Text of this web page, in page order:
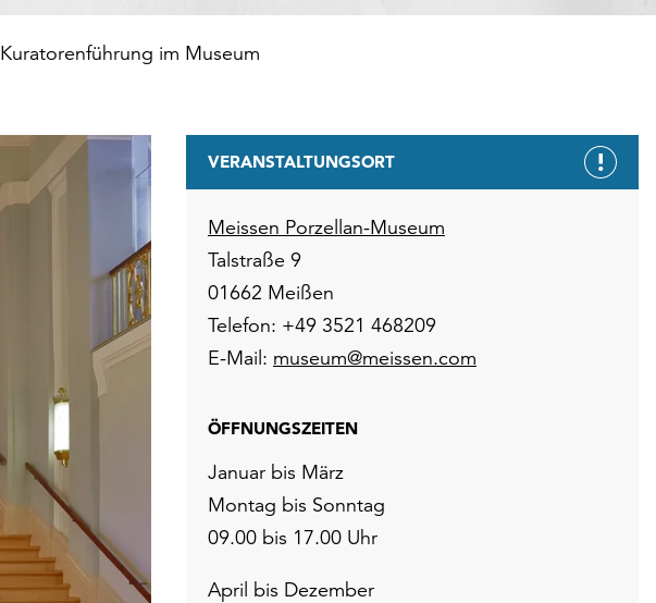
Kuratorenführung im Museum
VERANSTALTUNGSORT
Meissen Porzellan-Museum
Talstraße 9
01662 Meißen
Telefon: +49 3521 468209
E-Mail: museum@meissen.com
ÖFFNUNGSZEITEN
Januar bis März
Montag bis Sonntag
09.00 bis 17.00 Uhr
April bis Dezember